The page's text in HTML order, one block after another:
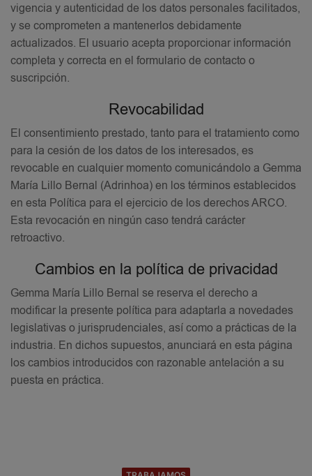
vigencia y autenticidad de los datos personales facilitados,
y se comprometen a mantenerlos debidamente
actualizados. El usuario acepta proporcionar información
completa y correcta en el formulario de contacto o
suscripción.
Revocabilidad
El consentimiento prestado, tanto para el tratamiento como
para la cesión de los datos de los interesados, es
revocable en cualquier momento comunicándolo a Gemma
María Lillo Bernal (Adrinhoa) en los términos establecidos
en esta Política para el ejercicio de los derechos ARCO.
Esta revocación en ningún caso tendrá carácter
retroactivo.
Cambios en la política de privacidad
Gemma María Lillo Bernal se reserva el derecho a
modificar la presente política para adaptarla a novedades
legislativas o jurisprudenciales, así como a prácticas de la
industria. En dichos supuestos, anunciará en esta página
los cambios introducidos con razonable antelación a su
puesta en práctica.